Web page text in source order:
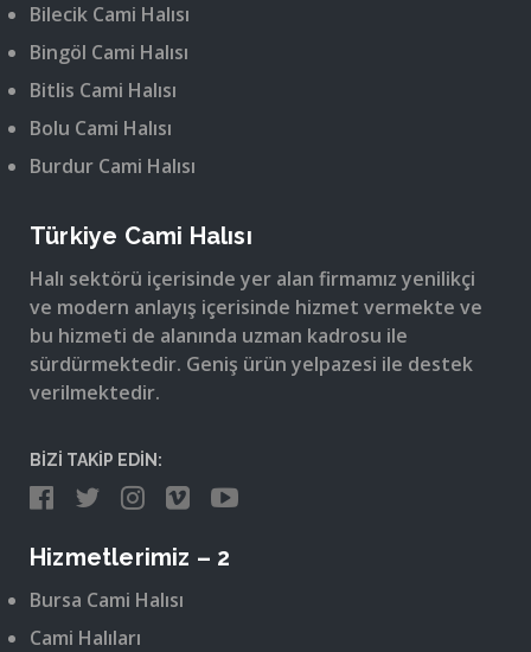
Bilecik Cami Halısı
Bingöl Cami Halısı
Bitlis Cami Halısı
Bolu Cami Halısı
Burdur Cami Halısı
Türkiye Cami Halısı
Halı sektörü içerisinde yer alan firmamız yenilikçi
ve modern anlayış içerisinde hizmet vermekte ve
bu hizmeti de alanında uzman kadrosu ile
sürdürmektedir. Geniş ürün yelpazesi ile destek
verilmektedir.
BİZİ TAKİP EDİN:
Hizmetlerimiz – 2
Bursa Cami Halısı
Cami Halıları